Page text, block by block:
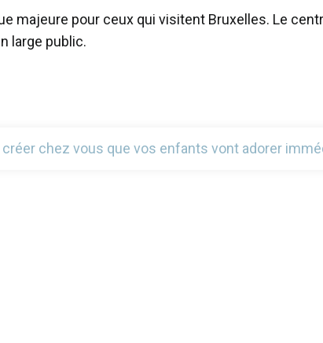
majeure pour ceux qui visitent Bruxelles. Le
large public.
chez vous que vos enfants vont adorer